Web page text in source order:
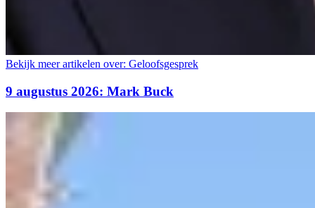
Bekijk meer artikelen over: Geloofsgesprek
9 augustus 2026: Mark Buck